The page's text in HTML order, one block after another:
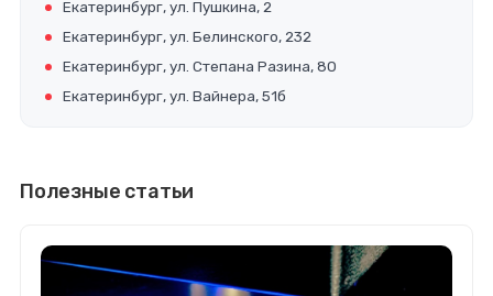
Екатеринбург, ул. Пушкина, 2
Екатеринбург, ул. Белинского, 232
Екатеринбург, ул. Степана Разина, 80
Екатеринбург, ул. Вайнера, 51б
Полезные статьи